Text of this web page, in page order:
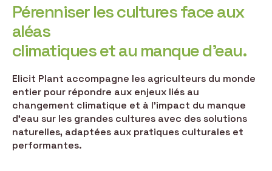
Pérenniser les cultures face aux
aléas
climatiques et au manque d’eau.
Elicit Plant accompagne les agriculteurs du monde
entier pour répondre aux enjeux liés au
changement climatique et à l’impact du manque
d’eau sur les grandes cultures avec des solutions
naturelles, adaptées aux pratiques culturales et
performantes.